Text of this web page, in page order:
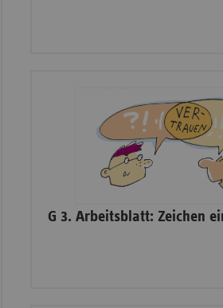
–
G 3. Arbeitsblatt: Zeichen